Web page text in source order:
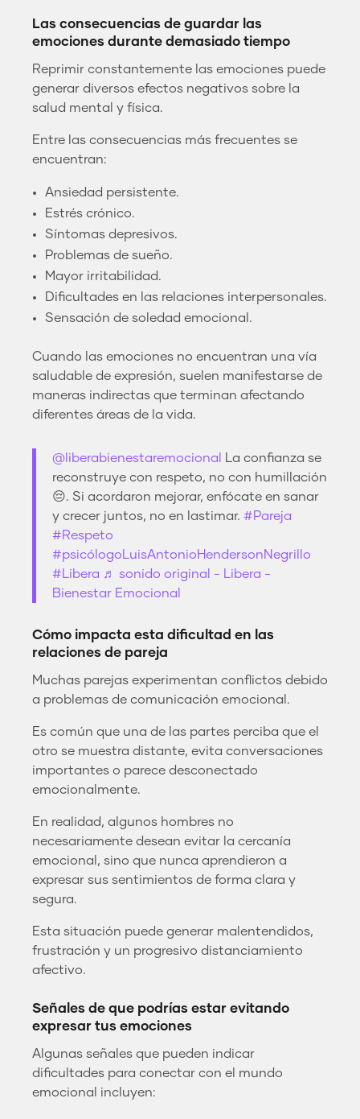
Las consecuencias de guardar las
emociones durante demasiado tiempo
Reprimir constantemente las emociones puede
generar diversos efectos negativos sobre la
salud mental y física.
Entre las consecuencias más frecuentes se
encuentran:
Ansiedad persistente.
Estrés crónico.
Síntomas depresivos.
Problemas de sueño.
Mayor irritabilidad.
Dificultades en las relaciones interpersonales.
Sensación de soledad emocional.
Cuando las emociones no encuentran una vía
saludable de expresión, suelen manifestarse de
maneras indirectas que terminan afectando
diferentes áreas de la vida.
@liberabienestaremocional
La confianza se
reconstruye con respeto, no con humillación
😔. Si acordaron mejorar, enfócate en sanar
y crecer juntos, no en lastimar. #Pareja
#Respeto
#psicólogoLuisAntonioHendersonNegrillo
#Libera ♬ sonido original - Libera -
Bienestar Emocional
Cómo impacta esta dificultad en las
relaciones de pareja
Muchas parejas experimentan conflictos debido
a problemas de comunicación emocional.
Es común que una de las partes perciba que el
otro se muestra distante, evita conversaciones
importantes o parece desconectado
emocionalmente.
En realidad, algunos hombres no
necesariamente desean evitar la cercanía
emocional, sino que nunca aprendieron a
expresar sus sentimientos de forma clara y
segura.
Esta situación puede generar malentendidos,
frustración y un progresivo distanciamiento
afectivo.
Señales de que podrías estar evitando
expresar tus emociones
Algunas señales que pueden indicar
dificultades para conectar con el mundo
emocional incluyen: